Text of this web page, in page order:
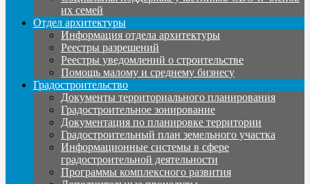
их семей
Отдел архитектуры
Информация отдела архитектуры
Реестры разрешений
Реестры уведомлений о строительстве
Помощь малому и среднему бизнесу
Градостроительство
Документы территориального планирования
Градостроительное зонирование
Документация по планировке территории
Градостроительный план земельного участка
Информационные системы в сфере
градостроительной деятельности
Программы комплексного развития